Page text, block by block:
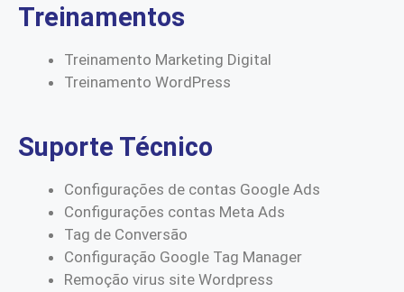
Treinamentos
Treinamento Marketing Digital
Treinamento WordPress
Suporte Técnico
Configurações de contas Google Ads
Configurações contas Meta Ads
Tag de Conversão
Configuração Google Tag Manager
Remoção virus site Wordpress